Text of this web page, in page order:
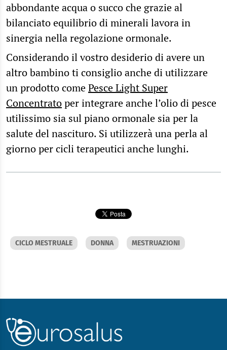
abbondante acqua o succo che grazie al
bilanciato equilibrio di minerali lavora in
sinergia nella regolazione ormonale.
Considerando il vostro desiderio di avere un
altro bambino ti consiglio anche di utilizzare
un prodotto comePesce Light Super
Concentratoper integrare anche l’olio di pesce
utilissimo sia sul piano ormonale sia per la
salute del nascituro. Si utilizzerà una perla al
giorno per cicli terapeutici anche lunghi.
CICLO MESTRUALE DONNA MESTRUAZIONI